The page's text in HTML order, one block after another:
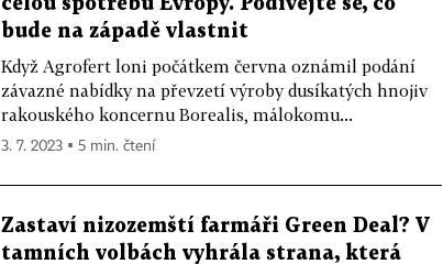
celou spotřebu Evropy. Podívejte se, co
bude na západě vlastnit
Když Agrofert loni počátkem června oznámil podání
závazné nabídky na převzetí výroby dusíkatých hnojiv
rakouského koncernu Borealis, málokomu...
3. 7. 2023 ▪ 5 min. čtení
Zastaví nizozemští farmáři Green Deal? V
tamních volbách vyhrála strana, která